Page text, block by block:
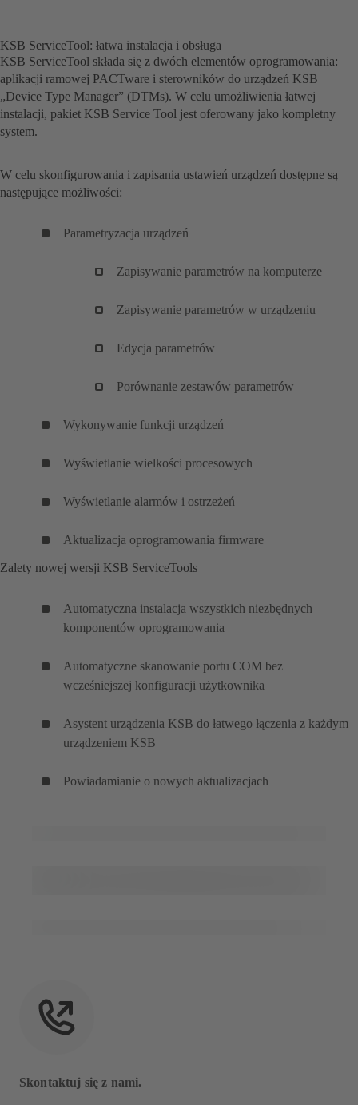
KSB ServiceTool: łatwa instalacja i obsługa
KSB ServiceTool składa się z dwóch elementów oprogramowania:
aplikacji ramowej PACTware i sterowników do urządzeń KSB
„Device Type Manager” (DTMs). W celu umożliwienia łatwej
instalacji, pakiet KSB Service Tool jest oferowany jako kompletny
system.
W celu skonfigurowania i zapisania ustawień urządzeń dostępne są
następujące możliwości:
Parametryzacja urządzeń
Zapisywanie parametrów na komputerze
Zapisywanie parametrów w urządzeniu
Edycja parametrów
Porównanie zestawów parametrów
Wykonywanie funkcji urządzeń
Wyświetlanie wielkości procesowych
Wyświetlanie alarmów i ostrzeżeń
Aktualizacja oprogramowania firmware
Zalety nowej wersji KSB ServiceTools
Automatyczna instalacja wszystkich niezbędnych
komponentów oprogramowania
Automatyczne skanowanie portu COM bez
wcześniejszej konfiguracji użytkownika
Asystent urządzenia KSB do łatwego łączenia z każdym
urządzeniem KSB
Powiadamianie o nowych aktualizacjach
Skontaktuj się z nami.